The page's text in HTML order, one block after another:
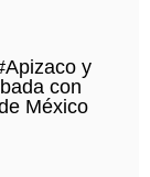
y
con
México